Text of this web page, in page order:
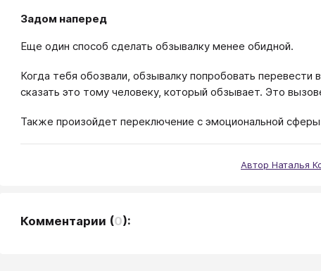
Задом наперед
Еще один способ сделать обзывалку менее обидной.
Когда тебя обозвали, обзывалку попробовать
сказать это тому человеку, который обзывает. Это
Также произойдет переключение с эмоциональной сферы
Автор Наталья
Комментарии (0):